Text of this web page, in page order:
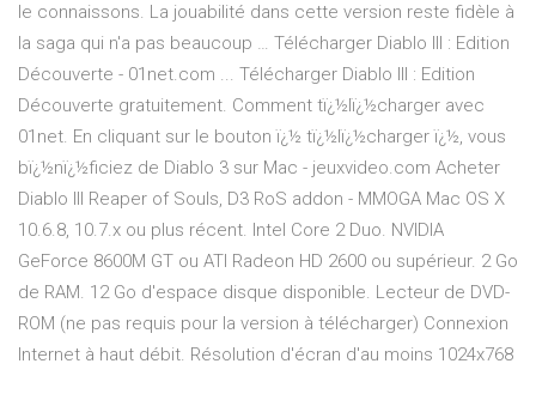
le connaissons. La jouabilité dans cette version reste fidèle à
la saga qui n'a pas beaucoup … Télécharger Diablo III : Edition
Découverte - 01net.com ... Télécharger Diablo III : Edition
Découverte gratuitement. Comment tï¿½lï¿½charger avec
01net. En cliquant sur le bouton ï¿½ tï¿½lï¿½charger ï¿½, vous
bï¿½nï¿½ficiez de Diablo 3 sur Mac - jeuxvideo.com Acheter
Diablo III Reaper of Souls, D3 RoS addon - MMOGA Mac OS X
10.6.8, 10.7.x ou plus récent. Intel Core 2 Duo. NVIDIA
GeForce 8600M GT ou ATI Radeon HD 2600 ou supérieur. 2 Go
de RAM. 12 Go d'espace disque disponible. Lecteur de DVD-
ROM (ne pas requis pour la version à télécharger) Connexion
Internet à haut débit. Résolution d'écran d'au moins 1024x768